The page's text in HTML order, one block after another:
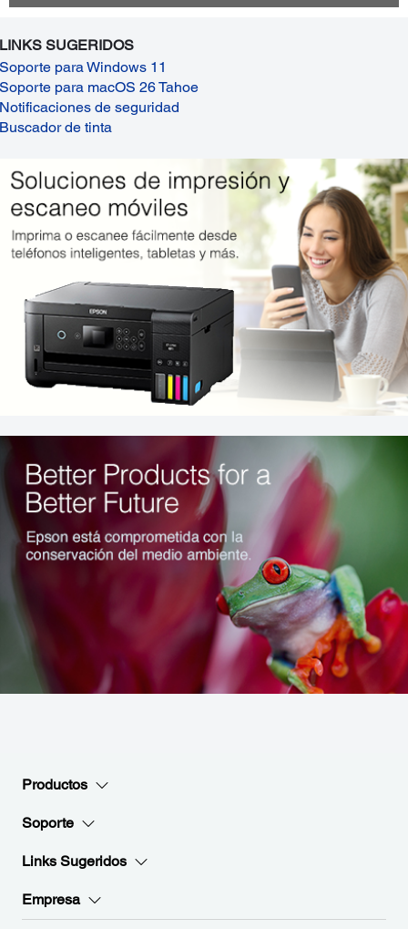
LINKS SUGERIDOS
Soporte para Windows 11
Soporte para macOS 26 Tahoe
Notificaciones de seguridad
Buscador de tinta
Productos
Soporte
Links Sugeridos
Empresa